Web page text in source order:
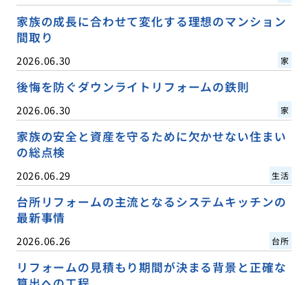
家族の成長に合わせて変化する理想のマンション
間取り
2026.06.30 家
後悔を防ぐダウンライトリフォームの鉄則
2026.06.30 家
家族の安全と資産を守るために欠かせない住まい
の総点検
2026.06.29 生活
台所リフォームの主流となるシステムキッチンの
最新事情
2026.06.26 台所
リフォームの見積もり期間が決まる背景と正確な